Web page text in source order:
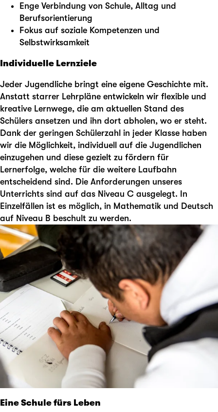
Enge Verbindung von Schule, Alltag und
Berufsorientierung
Fokus auf soziale Kompetenzen und
Selbstwirksamkeit
Individuelle Lernziele
Jeder Jugendliche bringt eine eigene Geschichte mit.
Anstatt starrer Lehrpläne entwickeln wir flexible und
kreative Lernwege, die am aktuellen Stand des
Schülers ansetzen und ihn dort abholen, wo er steht.
Dank der geringen Schülerzahl in jeder Klasse haben
wir die Möglichkeit, individuell auf die Jugendlichen
einzugehen und diese gezielt zu fördern für
Lernerfolge, welche für die weitere Laufbahn
entscheidend sind. Die Anforderungen unseres
Unterrichts sind auf das Niveau C ausgelegt. In
Einzelfällen ist es möglich, in Mathematik und Deutsch
auf Niveau B beschult zu werden.
Eine Schule fürs Leben